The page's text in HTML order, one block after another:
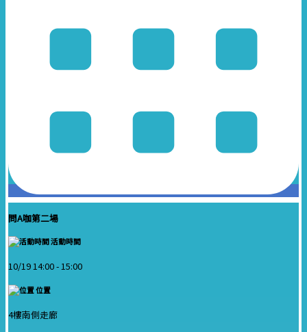
問A咖第二場
活動時間
10/19 14:00 -15:00
位置
4樓南側走廊